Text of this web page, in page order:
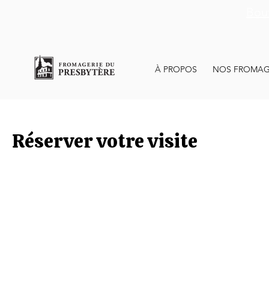
À PROPOS NOS
Réserver votre visite